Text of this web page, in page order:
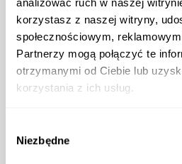
korzystasz z naszej witryny,
społecznościowym,
Partnerzy mogą połączyć te
otrzymanymi od Ciebie lub
korzystania z ich usług.
zgody
Niezbędne
Strefa klienta
Informacje